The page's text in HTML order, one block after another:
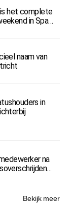
is het complete
in Spa-
naam van
in
na
Bekijk meer